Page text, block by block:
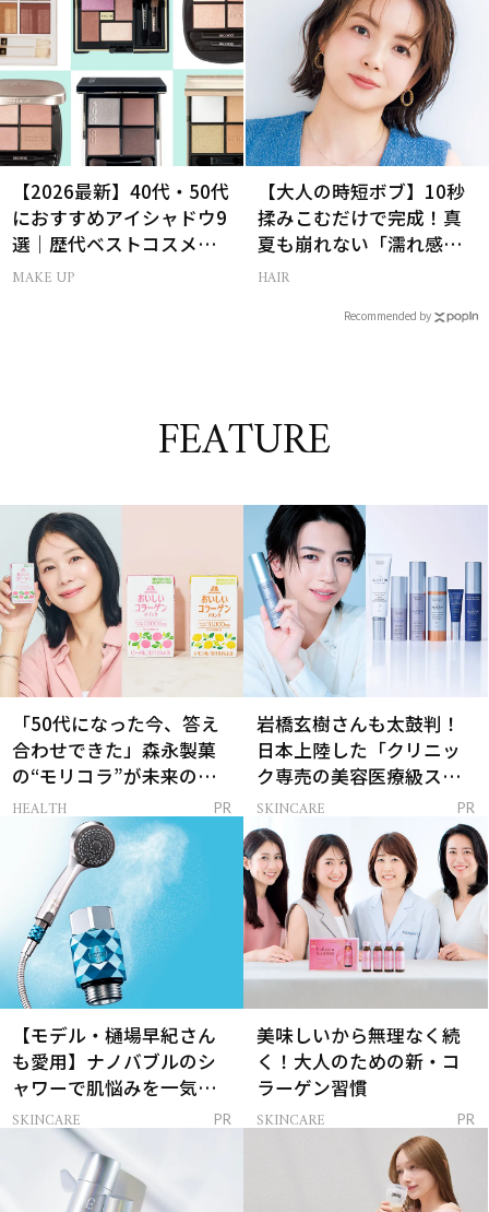
【2026最新】40代・50代
におすすめアイシャドウ9
選｜歴代ベストコスメ受
賞まとめ
MAKE UP
【大人の時短ボブ】10秒
揉みこむだけで完成！真
夏も崩れない「濡れ感ハ
ンサムヘア」
HAIR
Recommended by
FEATURE
「50代になった今、答え
合わせできた」森永製菓
の“モリコラ”が未来のキ
レイを連れてくる！
HEALTH PR
岩橋玄樹さんも太鼓判！
日本上陸した「クリニッ
ク専売の美容医療級スキ
ンケア」
SKINCARE PR
【モデル・樋場早紀さん
も愛用】ナノバブルのシ
ャワーで肌悩みを一気に
解決
SKINCARE PR
美味しいから無理なく続
く！大人のための新・コ
ラーゲン習慣
SKINCARE PR